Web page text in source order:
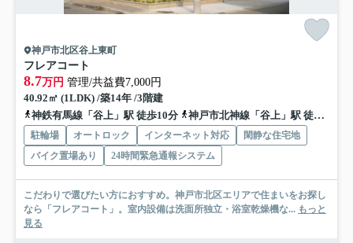
神戸市北区谷上東町
フレアコート
8.7万円 管理/共益費7,000円
40.92㎡ (1LDK) /築14年 /3階建
神鉄有馬線「谷上」駅 徒歩10分
神戸市北神線「谷上」駅 徒歩10分
駐輪場 オートロック インターネット対応
閑静な住宅地
バイク置場あり
24時間緊急通報システム
こだわりで選びたい方におすすめ。神戸市北区エリアで住まいをお探し
なら「フレアコート」。室内設備は洗面所独立・浴室乾燥機な... もっと
見る